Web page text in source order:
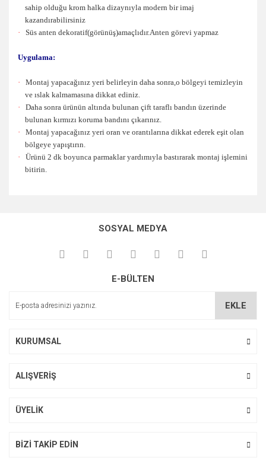
sahip olduğu krom halka dizaynıyla modern bir imaj
kazandırabilirsiniz
·
Süs anten dekoratif(görünüş)amaçlıdır.Anten görevi yapmaz
Uygulama:
·
Montaj yapacağınız yeri belirleyin daha sonra,o bölgeyi temizleyin
ve ıslak kalmamasına dikkat ediniz.
·
Daha sonra ürünün altında bulunan çift taraflı bandın üzerinde
bulunan kırmızı koruma bandını çıkarınız.
·
Montaj yapacağınız yeri oran ve orantılarına dikkat ederek eşit olan
bölgeye yapıştırın.
·
Ürünü 2 dk boyunca parmaklar yardımıyla bastırarak montaj işlemini
bitirin.
kullanarak tarafımıza iletebilirsiniz.
Görüş ve önerileriniz için teşekkür ederiz.
Ürün açıklamasında eksik bilgiler bulunuyor.
SOSYAL MEDYA
E-BÜLTEN
EKLE
KURUMSAL
ALIŞVERİŞ
ÜYELİK
BİZİ TAKİP EDİN